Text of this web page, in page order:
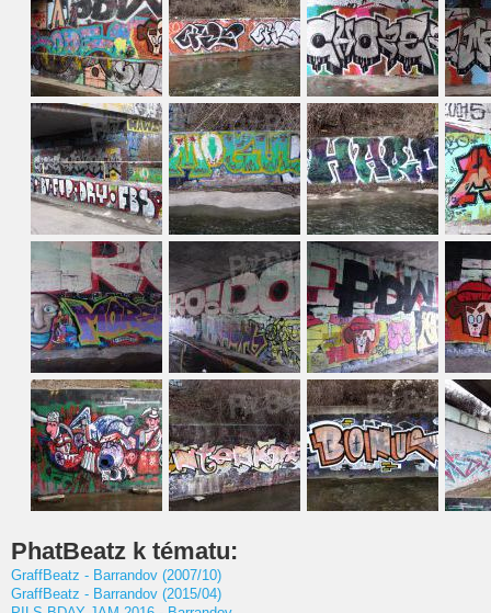
PhatBeatz k tématu:
GraffBeatz - Barrandov (2007/10)
GraffBeatz - Barrandov (2015/04)